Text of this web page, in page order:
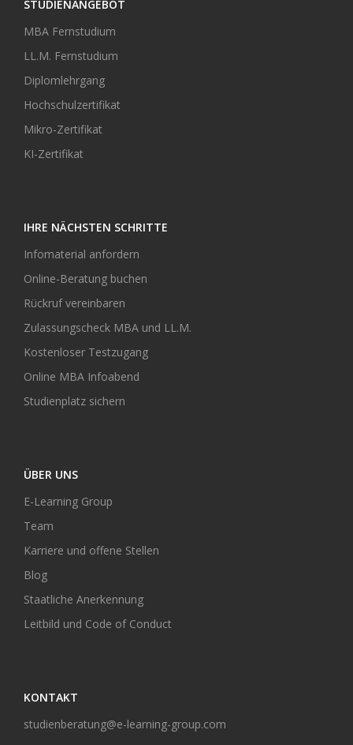
STUDIENANGEBOT
MBA Fernstudium
LL.M. Fernstudium
Diplomlehrgang
Hochschulzertifikat
Mikro-Zertifikat
KI-Zertifikat
IHRE NÄCHSTEN SCHRITTE
Infomaterial anfordern
Online-Beratung buchen
Rückruf vereinbaren
Zulassungscheck MBA und LL.M.
Kostenloser Testzugang
Online MBA Infoabend
Studienplatz sichern
ÜBER UNS
E-Learning Group
Team
Karriere und offene Stellen
Blog
Staatliche Anerkennung
Leitbild und Code of Conduct
KONTAKT
studienberatung@e-learning-group.com